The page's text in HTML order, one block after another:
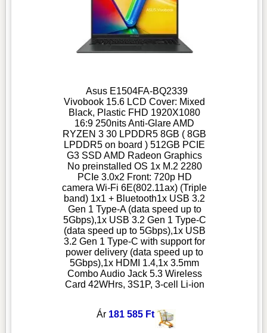
Asus E1504FA-BQ2339
Vivobook 15.6 LCD Cover: Mixed
Black, Plastic FHD 1920X1080
16:9 250nits Anti-Glare AMD
RYZEN 3 30 LPDDR5 8GB ( 8GB
LPDDR5 on board ) 512GB PCIE
G3 SSD AMD Radeon Graphics
No preinstalled OS 1x M.2 2280
PCIe 3.0x2 Front: 720p HD
camera Wi-Fi 6E(802.11ax) (Triple
band) 1x1 + Bluetooth1x USB 3.2
Gen 1 Type-A (data speed up to
5Gbps),1x USB 3.2 Gen 1 Type-C
(data speed up to 5Gbps),1x USB
3.2 Gen 1 Type-C with support for
power delivery (data speed up to
5Gbps),1x HDMI 1.4,1x 3.5mm
Combo Audio Jack 5.3 Wireless
Card 42WHrs, 3S1P, 3-cell Li-ion
Ár 181 585 Ft